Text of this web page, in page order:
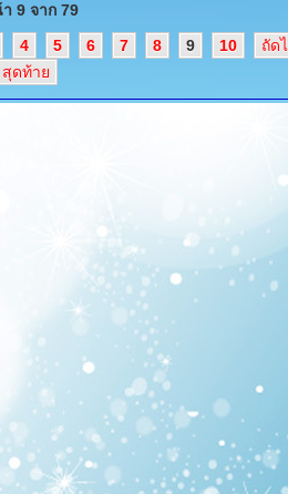
9 จาก 79
4 5 6 7 8 9 10
ถัด
สุดท้าย